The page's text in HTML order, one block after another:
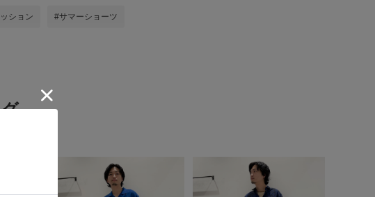
ション #サマーショーツ